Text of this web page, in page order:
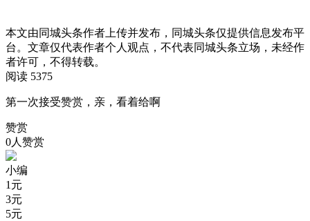
本文由同城头条作者上传并发布，同城头条仅提供信息发布平
台。文章仅代表作者个人观点，不代表同城头条立场，未经作
者许可，不得转载。
阅读 5375
第一次接受赞赏，亲，看着给啊
赞赏
0人赞赏
小编
1 元
3元
5元